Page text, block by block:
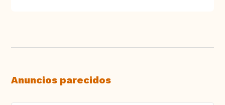
Anuncios parecidos